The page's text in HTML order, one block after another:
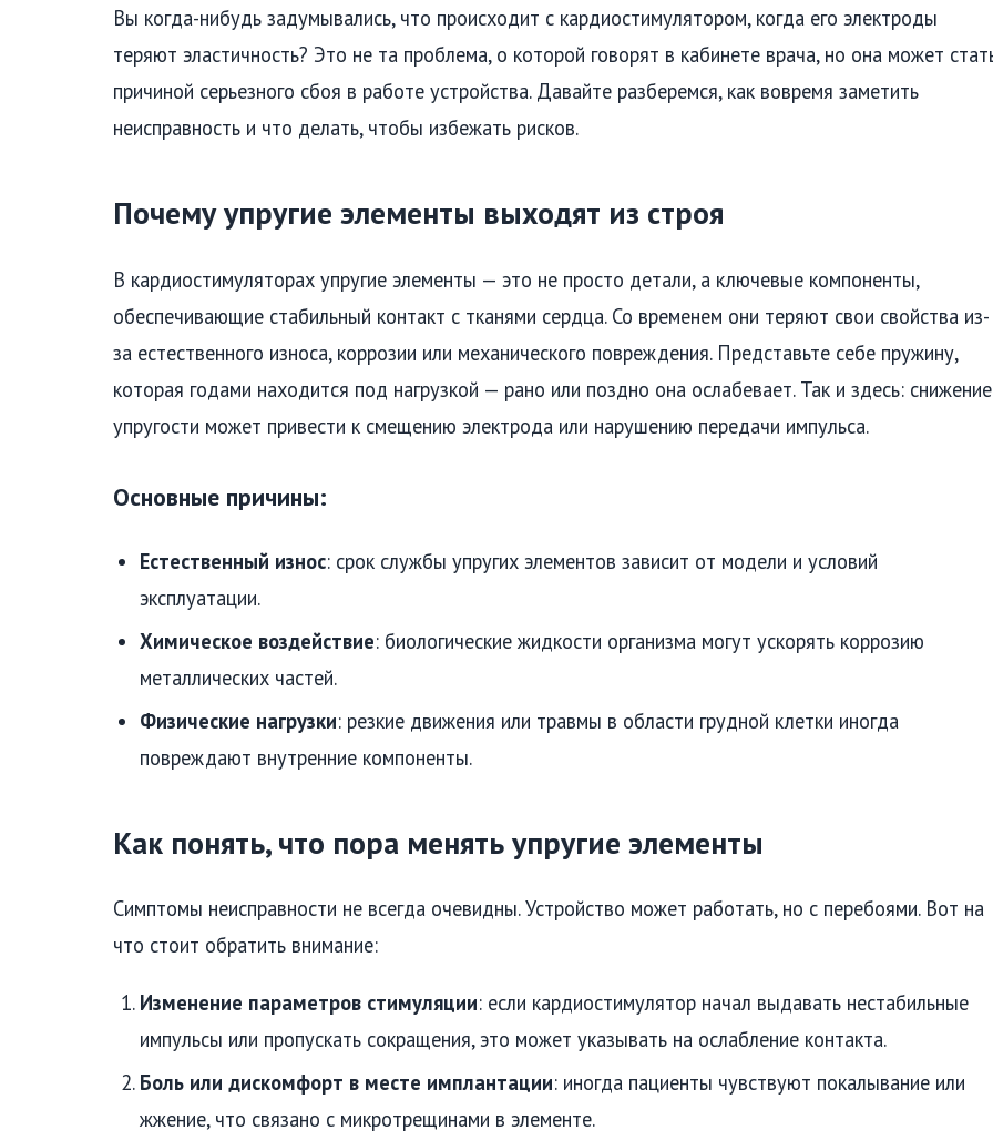
Вы когда-нибудь задумывались, что происходит с кардиостимулятором, когда его электроды
теряют эластичность? Это не та проблема, о которой говорят в кабинете врача, но она может
причиной серьезного сбоя в работе устройства. Давайте разберемся, как вовремя заметить
неисправность и что делать, чтобы избежать рисков.
Почему упругие элементы выходят из строя
В кардиостимуляторах упругие элементы — это не просто детали, а ключевые компоненты,
обеспечивающие стабильный контакт с тканями сердца. Со временем они теряют свои свойства из-
за естественного износа, коррозии или механического повреждения. Представьте себе пружину,
которая годами находится под нагрузкой — рано или поздно она ослабевает. Так и здесь: снижение
упругости может привести к смещению электрода или нарушению передачи импульса.
Основные причины:
Естественный износ: срок службы упругих элементов зависит от модели и условий
эксплуатации.
Химическое воздействие: биологические жидкости организма могут ускорять коррозию
металлических частей.
Физические нагрузки: резкие движения или травмы в области грудной клетки иногда
повреждают внутренние компоненты.
Как понять, что пора менять упругие элементы
Симптомы неисправности не всегда очевидны. Устройство может работать, но с перебоями. Вот на
что стоит обратить внимание:
Изменение параметров стимуляции: если кардиостимулятор начал выдавать нестабильные
импульсы или пропускать сокращения, это может указывать на ослабление контакта.
Боль или дискомфорт в месте имплантации: иногда пациенты чувствуют покалывание или
жжение, что связано с микротрещинами в элементе.